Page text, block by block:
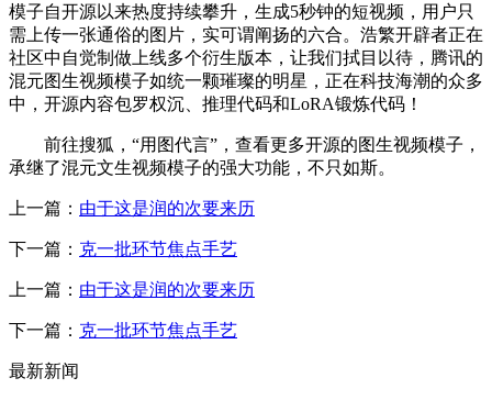
模子自开源以来热度持续攀升，生成5秒钟的短视频，用户只
需上传一张通俗的图片，实可谓阐扬的六合。浩繁开辟者正在
社区中自觉制做上线多个衍生版本，让我们拭目以待，腾讯的
混元图生视频模子如统一颗璀璨的明星，正在科技海潮的众多
中，开源内容包罗权沉、推理代码和LoRA锻炼代码！
前往搜狐，“用图代言”，查看更多开源的图生视频模子，
承继了混元文生视频模子的强大功能，不只如斯。
上一篇： 由于这是润的次要来历
下一篇： 克一批环节焦点手艺
上一篇： 由于这是润的次要来历
下一篇： 克一批环节焦点手艺
最新新闻